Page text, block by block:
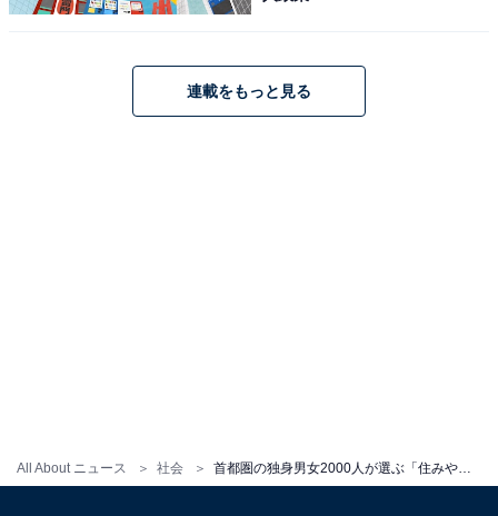
All About ニュース 社会
連載をもっと見る